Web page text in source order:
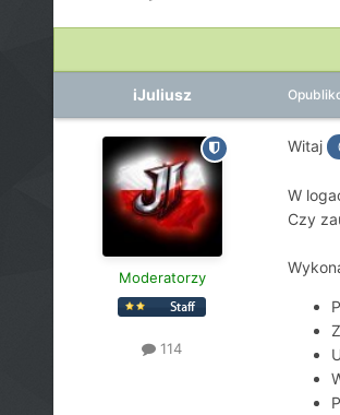
iJuliusz
Moderatorzy
114
Witaj
W
Czy